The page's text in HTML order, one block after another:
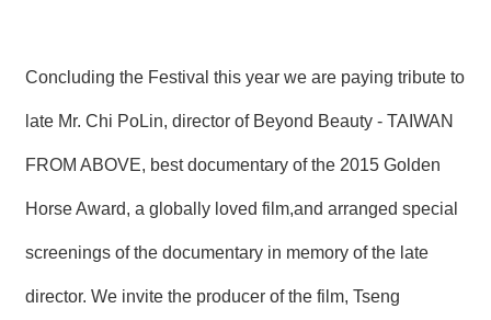
Concluding the Festival this year we are paying tribute to
late Mr. Chi PoLin, director of Beyond Beauty - TAIWAN
FROM ABOVE, best documentary of the 2015 Golden
Horse Award, a globally loved film,and arranged special
screenings of the documentary in memory of the late
director. We invite the producer of the film, Tseng